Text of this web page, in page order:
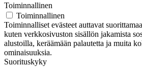
Toiminnallinen
Toiminnallinen
Toiminnalliset evästeet auttavat
kuten verkkosivuston sisällön jakamista
alustoilla, keräämään palautetta ja muita
ominaisuuksia.
Suorituskyky